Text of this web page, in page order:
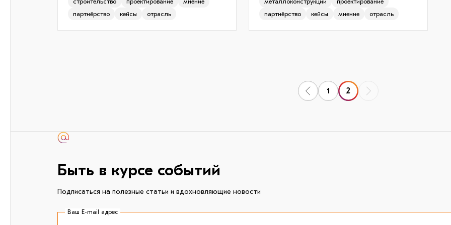
партнёрство
кейсы отрасль
партнёрство
кейсы мнение отрасль
1 2
Быть в курсе событий
Подписаться на полезные статьи и вдохновляющие новости
Ваш E-mail адрес